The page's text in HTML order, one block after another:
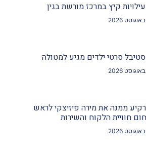
קיץ במרכז מורשת בגין
סרטי ילדים מגיע למטולה
ממנה את מירה פיזיצקי לראש
חוויית הלקוח והשירות